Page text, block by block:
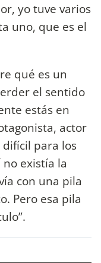
yo tuve varios
uno, que es el
qué es un
el sentido
estás en
actor
para los
existía la
con una pila
Pero esa pila